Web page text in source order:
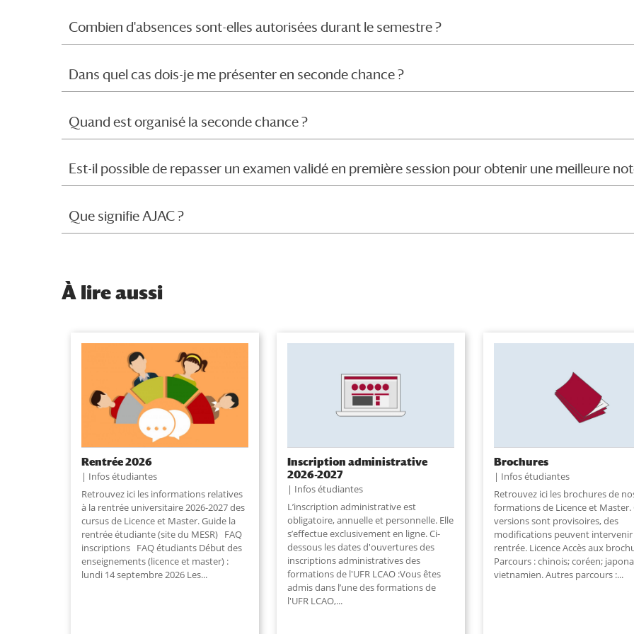
Combien d'absences sont-elles autorisées durant le semestre ?
Dans quel cas dois-je me présenter en seconde chance ?
Quand est organisé la seconde chance ?
Est-il possible de repasser un examen validé en première session pour obtenir une meilleure
Que signifie AJAC ?
À lire aussi
Rentrée 2026
Infos étudiantes
Retrouvez ici les informations relatives
à la rentrée universitaire 2026-2027 des
cursus de Licence et Master. Guide la
rentrée étudiante (site du MESR) FAQ
inscriptions FAQ étudiants Début des
enseignements (licence et master) :
lundi 14 septembre 2026 Les...
Inscription administrative
2026-2027
Infos étudiantes
L’inscription administrative est
obligatoire, annuelle et personnelle. Elle
s’effectue exclusivement en ligne. Ci-
dessous les dates d'ouvertures des
inscriptions administratives des
formations de l'UFR LCAO :Vous êtes
admis dans l’une des formations de
l'UFR LCAO,...
Brochures
Infos étudiantes
Retrouvez ici les brochures de
formations de Licence et Master.
versions sont provisoires, des
modifications peuvent intervenir
rentrée. Licence Accès aux
Parcours : chinois; coréen;
vietnamien. Autres parcours :...